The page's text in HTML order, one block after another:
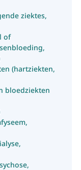
ziektes,
of
(hartziekten,
bloedziekten